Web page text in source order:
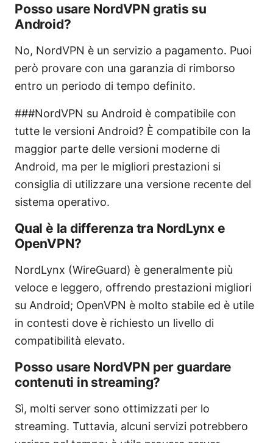
Posso usare NordVPN gratis su
Android?
No, NordVPN è un servizio a pagamento. Puoi
però provare con una garanzia di rimborso
entro un periodo di tempo definito.
###NordVPN su Android è compatibile con
tutte le versioni Android? È compatibile con la
maggior parte delle versioni moderne di
Android, ma per le migliori prestazioni si
consiglia di utilizzare una versione recente del
sistema operativo.
Qual è la differenza tra NordLynx e
OpenVPN?
NordLynx (WireGuard) è generalmente più
veloce e leggero, offrendo prestazioni migliori
su Android; OpenVPN è molto stabile ed è utile
in contesti dove è richiesto un livello di
compatibilità elevato.
Posso usare NordVPN per guardare
contenuti in streaming?
Sì, molti server sono ottimizzati per lo
streaming. Tuttavia, alcuni servizi potrebbero